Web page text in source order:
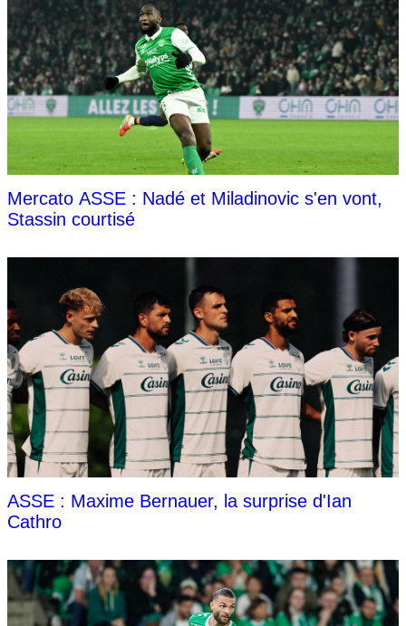
Mercato ASSE : Nadé et Miladinovic s'en vont,
Stassin courtisé
ASSE : Maxime Bernauer, la surprise d'Ian
Cathro